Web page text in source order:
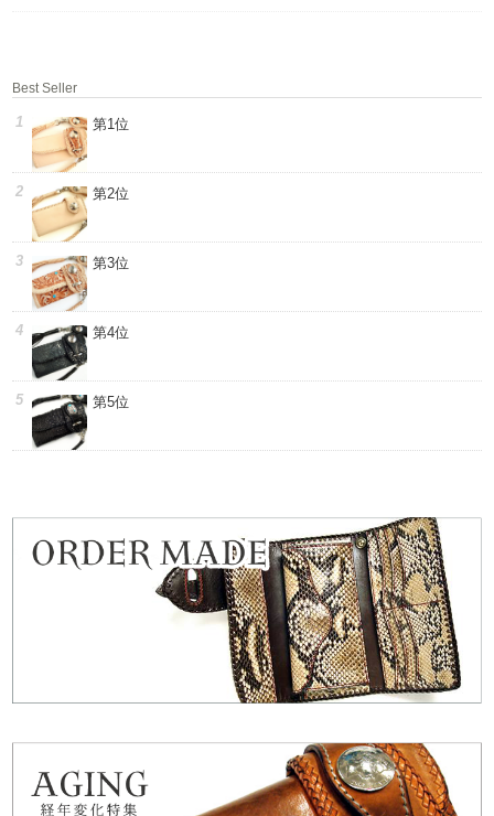
Best Seller
第1位
第2位
第3位
第4位
第5位